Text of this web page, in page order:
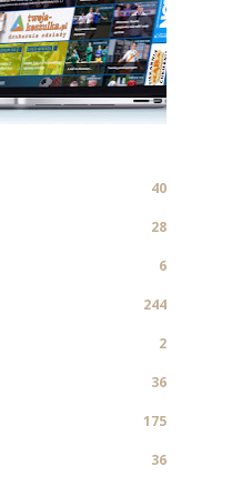
40
28
6
244
2
36
175
36